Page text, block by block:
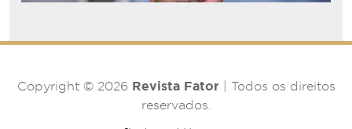
Copyright © 2026 Revista Fator| Todos os direitos
reservados.